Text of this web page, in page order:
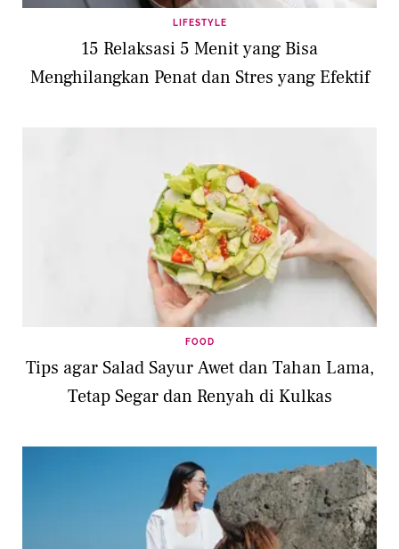
LIFESTYLE
15 Relaksasi 5 Menit yang Bisa
Menghilangkan Penat dan Stres yang Efektif
FOOD
Tips agar Salad Sayur Awet dan Tahan Lama,
Tetap Segar dan Renyah di Kulkas